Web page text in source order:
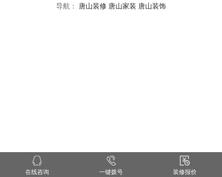
导航： 唐山装修 唐山家装 唐山装饰
在线咨询 一键拨号 装修报价